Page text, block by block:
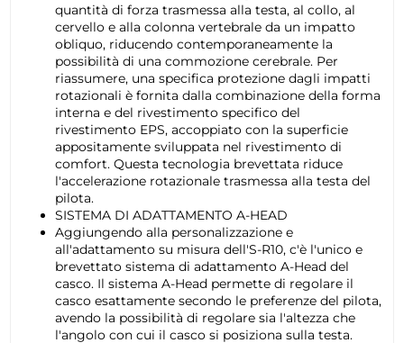
quantità di forza trasmessa alla testa, al collo, al
cervello e alla colonna vertebrale da un impatto
obliquo, riducendo contemporaneamente la
possibilità di una commozione cerebrale. Per
riassumere, una specifica protezione dagli impatti
rotazionali è fornita dalla combinazione della forma
interna e del rivestimento specifico del
rivestimento EPS, accoppiato con la superficie
appositamente sviluppata nel rivestimento di
comfort. Questa tecnologia brevettata riduce
l'accelerazione rotazionale trasmessa alla testa del
pilota.
SISTEMA DI ADATTAMENTO A-HEAD
Aggiungendo alla personalizzazione e
all'adattamento su misura dell'S-R10, c'è l'unico e
brevettato sistema di adattamento A-Head del
casco. Il sistema A-Head permette di regolare il
casco esattamente secondo le preferenze del pilota,
avendo la possibilità di regolare sia l'altezza che
l'angolo con cui il casco si posiziona sulla testa.